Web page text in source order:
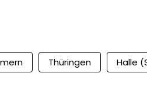
Thüringen Halle